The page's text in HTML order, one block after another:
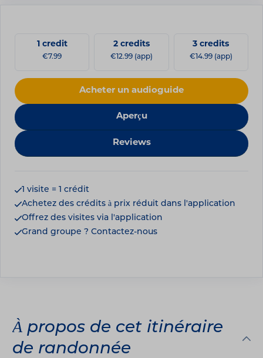
1 credit
€7.99
2 credits
€12.99 (app)
3 credits
€14.99 (app)
Acheter un audioguide
Aperçu
Reviews
1 visite = 1 crédit
Achetez des crédits à prix réduit dans l'application
Offrez des visites via l'application
Grand groupe ? Contactez-nous
À propos de cet itinéraire
de randonnée